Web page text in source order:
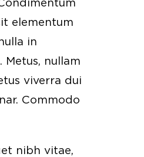
elementum
in
Metus, nullam
viverra dui
Commodo
nibh vitae,